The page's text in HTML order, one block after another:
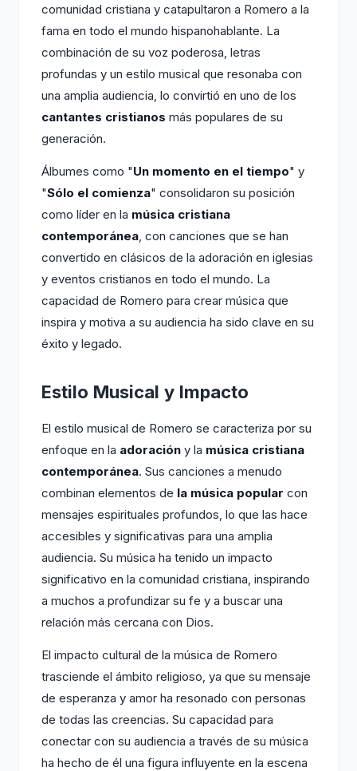
comunidad cristiana y catapultaron a Romero a la
fama en todo el mundo hispanohablante. La
combinación de su voz poderosa, letras
profundas y un estilo musical que resonaba con
una amplia audiencia, lo convirtió en uno de los
cantantes cristianos más populares de su
generación.
Álbumes como "Un momento en el tiempo" y
"Sólo el comienza" consolidaron su posición
como líder en la música cristiana
contemporánea, con canciones que se han
convertido en clásicos de la adoración en iglesias
y eventos cristianos en todo el mundo. La
capacidad de Romero para crear música que
inspira y motiva a su audiencia ha sido clave en su
éxito y legado.
Estilo Musical y Impacto
El estilo musical de Romero se caracteriza por su
enfoque en la adoración y la música cristiana
contemporánea. Sus canciones a menudo
combinan elementos de la música popular con
mensajes espirituales profundos, lo que las hace
accesibles y significativas para una amplia
audiencia. Su música ha tenido un impacto
significativo en la comunidad cristiana, inspirando
a muchos a profundizar su fe y a buscar una
relación más cercana con Dios.
El impacto cultural de la música de Romero
trasciende el ámbito religioso, ya que su mensaje
de esperanza y amor ha resonado con personas
de todas las creencias. Su capacidad para
conectar con su audiencia a través de su música
ha hecho de él una figura influyente en la escena